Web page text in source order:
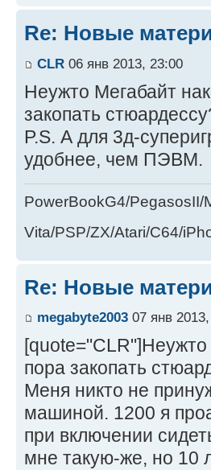
Re: Новые
CLR 06 янв 2013, 23:00
Неужто Мегабайт
закопать
P.S. А для 3д-
удобнее, чем ПЭВМ.
PowerBookG4/PegasosII/
Vita/PSP/ZX/Atari/C64/
Re: Новые
megabyte2003 07 янв
пора закопать
Меня никто не
машиной. 1200 я
при включении
мне такую-же, но 10